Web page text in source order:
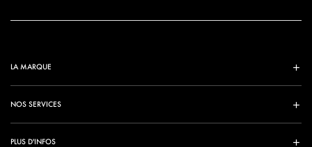
LA MARQUE
NOS SERVICES
PLUS D'INFOS